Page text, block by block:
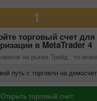
1
торговый счет для
в MetaTrader 4
на рынке Трейд , то
путь с торговли на
Открыть торговый счет